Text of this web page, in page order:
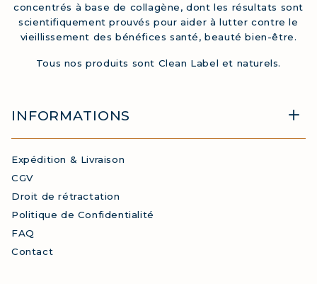
concentrés à base de collagène, dont les résultats sont
scientifiquement prouvés pour aider à lutter contre le
vieillissement des bénéfices santé, beauté bien-être.
Tous nos produits sont Clean Label et naturels.
INFORMATIONS
Expédition & Livraison
CGV
Droit de rétractation
Politique de Confidentialité
FAQ
Contact